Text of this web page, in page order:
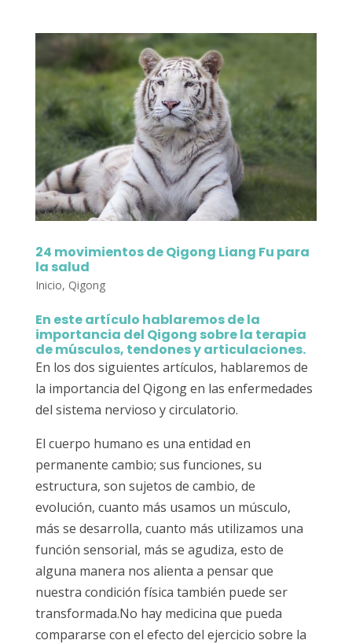
24 movimientos de Qigong Liang Fu para
la salud
Inicio, Qigong
En este artículo hablaremos de la
importancia del Qigong sobre la terapia
de músculos, tendones y articulaciones.
En los dos siguientes artículos, hablaremos de
la importancia del Qigong en las enfermedades
del sistema nervioso y circulatorio.
El cuerpo humano es una entidad en
permanente cambio; sus funciones, su
estructura, son sujetos de cambio, de
evolución, cuanto más usamos un músculo,
más se desarrolla, cuanto más utilizamos una
función sensorial, más se agudiza, esto de
alguna manera nos alienta a pensar que
nuestra condición física también puede ser
transformada.No hay medicina que pueda
compararse con el efecto del ejercicio sobre la